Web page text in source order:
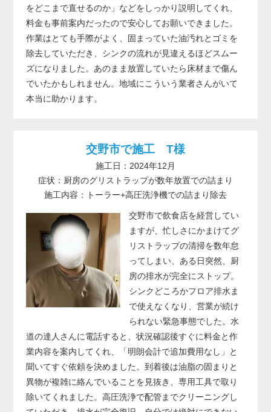
をどこまで直せるのか」などをしっかり説明してくれ、
料金も事前案内だったので安心してお願いできました。
作業はとても手際がよく、固まっていた油汚れとゴミを
除去していただき、シンクの流れが見違えるほどスムー
ズになりました。あのまま放置していたら床材まで傷ん
でいたかもしれません。地域にこういう業者さんがいて
本当に助かります。
交野市で施工 T様
施工日：2024年12月
症状：厨房のグリストラップが数年放置での詰まり
施工内容：トーラー+高圧洗浄機での詰まり除去
交野市で飲食店を経営してい
ますが、忙しさにかまけてグ
リストラップの清掃を数年怠
ってしまい、ある日突然、厨
房の排水が完全にストップ。
シンクどころかフロア排水ま
で使えなくなり、営業が続け
られない緊急事態でした。水
道の達人さんに電話すると、状況確認後すぐに料金と作
業内容を案内してくれ、「明朗会計で追加費用なし」と
聞いてすぐ依頼を決めました。到着後は油脂の固まりと
異物が複雑に絡んでいることを見抜き、専用工具で取り
除いてくれました。高圧洗浄で配管までクリーニングし